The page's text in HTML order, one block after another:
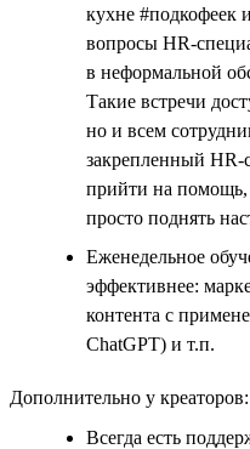
кухне #подкофеек
вопросы HR-
в неформальной
Такие встречи
но и всем
закрепленный HR-
прийти на помощь,
просто поднять
Еженедельное
эффективнее:
контента с
ChatGPT) и т.п.
Дополнительно у креаторов:
Всегда есть